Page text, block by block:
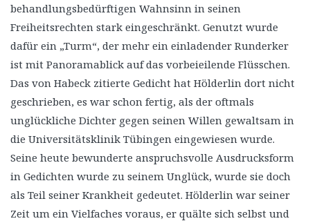
behandlungsbedürftigen Wahnsinn in seinen
Freiheitsrechten stark eingeschränkt. Genutzt wurde
dafür ein „Turm“, der mehr ein einladender Runderker
ist mit Panoramablick auf das vorbeieilende Flüsschen.
Das von Habeck zitierte Gedicht hat Hölderlin dort nicht
geschrieben, es war schon fertig, als der oftmals
unglückliche Dichter gegen seinen Willen gewaltsam in
die Universitätsklinik Tübingen eingewiesen wurde.
Seine heute bewunderte anspruchsvolle Ausdrucksform
in Gedichten wurde zu seinem Unglück, wurde sie doch
als Teil seiner Krankheit gedeutet. Hölderlin war seiner
Zeit um ein Vielfaches voraus, er quälte sich selbst und